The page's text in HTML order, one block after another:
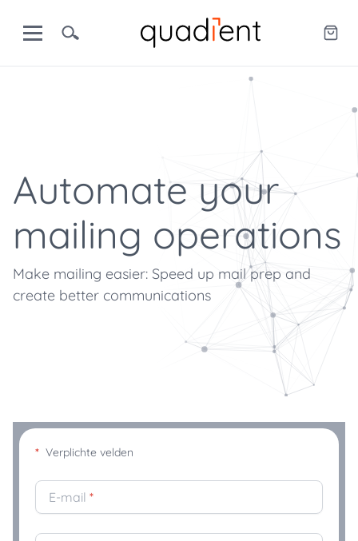
Automate your
mailing operations
Make mailing easier: Speed up mail prep and
create better communications
* Verplichte velden
E-mail *